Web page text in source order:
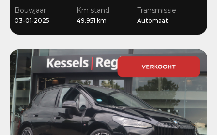
El.klep | 18”
Bouwjaar
03-01-2025
Km stand
49.951 km
Transmissie
Automaat